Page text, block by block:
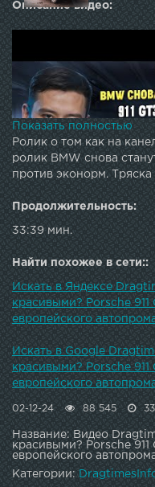
Описание видео:
Показать полностью
Ролик о том как на
ролик BMW снова
против эконорм.
Продолжительность:
33:39 мин.
Найти похожее в сети::
Искать в Яндексе
красивыми? Porsche
европейского
Искать в Google
красивыми? Porsche 911
европейского
02-12-24 88 545
Название: Видео
красивыми? Porsche
европейского
Категории: